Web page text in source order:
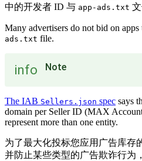
中的开发者 ID 与 app-ads.txt
Many advertisers do not bid on
ads.txt file.
info Note
The IAB Sellers.json spec says
domain per Seller ID (MAX
represent more than one entity.
为了最大化投标您应用广告库存
并防止某些类型的广告欺诈行为